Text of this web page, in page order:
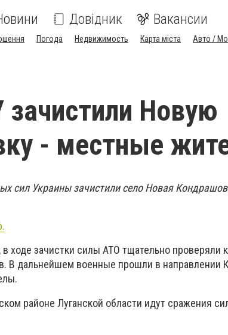
Довідник Вакансии
Погода Недвижимость Карта міста Авто /
Новую
- местные
сил Украины зачистили село Новая
ходе зачистки силы АТО тщательно проверяли
В дальнейшем военные прошли в направлении
районе Луганской области идут сражения